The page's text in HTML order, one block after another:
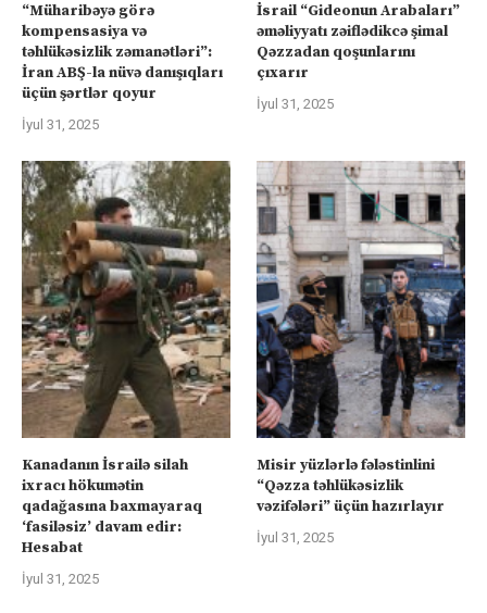
“Müharibəyə görə
kompensasiya və
təhlükəsizlik zəmanətləri”:
İran ABŞ-la nüvə danışıqları
üçün şərtlər qoyur
İyul 31, 2025
İsrail “Gideonun Arabaları”
əməliyyatı zəiflədikcə şimal
Qəzzadan qoşunlarını
çıxarır
İyul 31, 2025
Kanadanın İsrailə silah
ixracı hökumətin
qadağasına baxmayaraq
‘fasiləsiz’ davam edir:
Hesabat
İyul 31, 2025
Misir yüzlərlə fələstinlini
“Qəzza təhlükəsizlik
vəzifələri” üçün hazırlayır
İyul 31, 2025